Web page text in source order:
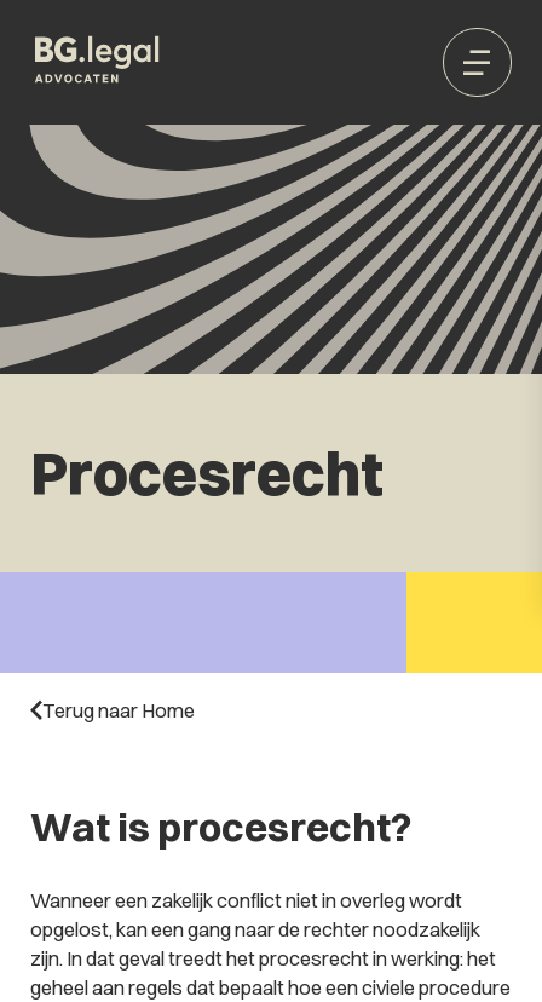
Procesrecht
Terug naar Home
Wat is procesrecht?
Wanneer een zakelijk conflict niet in overleg wordt
opgelost, kan een gang naar de rechter noodzakelijk
zijn. In dat geval treedt het procesrecht in werking: het
geheel aan regels dat bepaalt hoe een civiele procedure